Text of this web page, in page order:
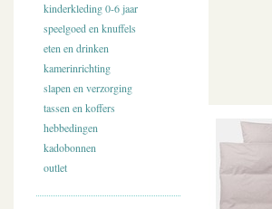
kinderkleding 0-6 jaar
speelgoed en knuffels
eten en drinken
kamerinrichting
slapen en verzorging
tassen en koffers
hebbedingen
kadobonnen
outlet